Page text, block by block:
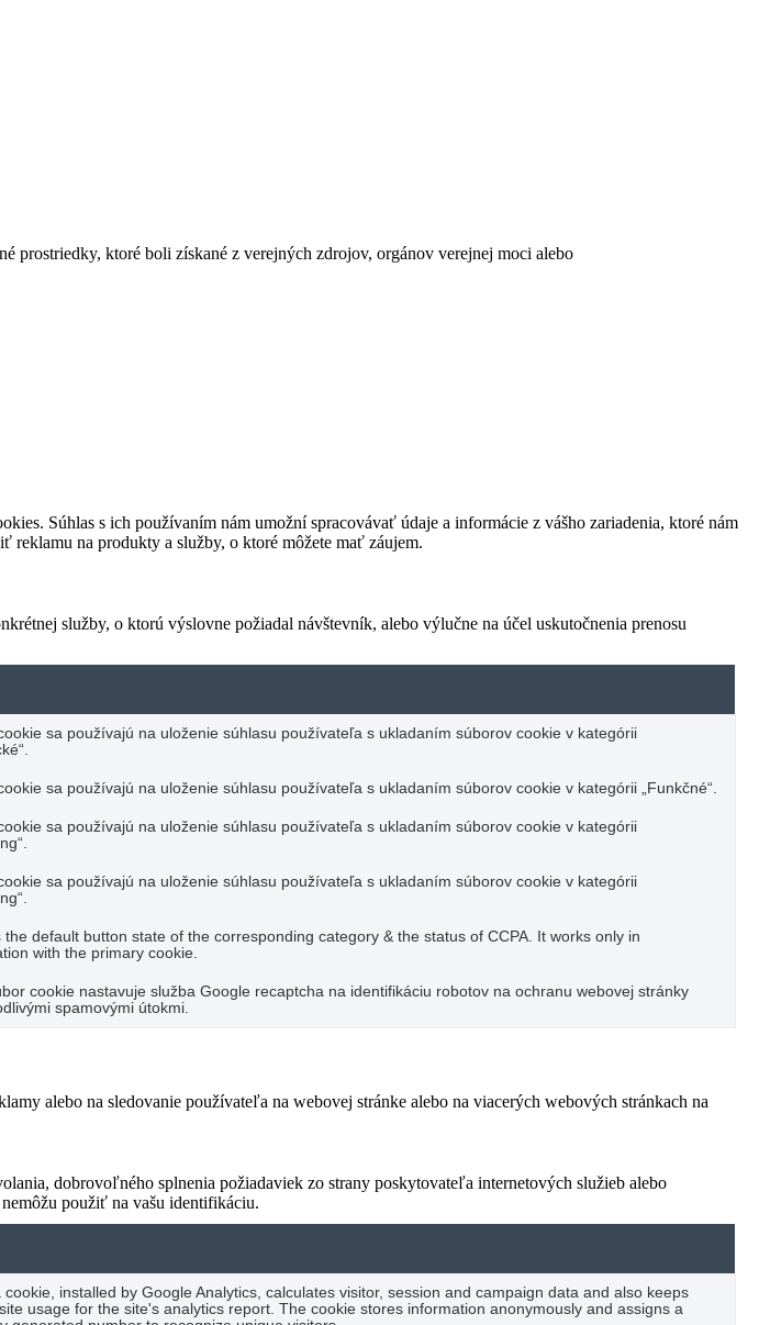
prostriedky, ktoré boli získané z verejných zdrojov, orgánov verejnej moci alebo
Súhlas s ich používaním nám umožní spracovávať údaje a informácie z vášho zariadenia, ktoré nám
na produkty a služby, o ktoré môžete mať záujem.
služby, o ktorú výslovne požiadal návštevník, alebo výlučne na účel uskutočnenia prenosu
sa používajú na uloženie súhlasu používateľa s ukladaním súborov cookie v kategórii
sa používajú na uloženie súhlasu používateľa s ukladaním súborov cookie v kategórii „Funkčné“.
sa používajú na uloženie súhlasu používateľa s ukladaním súborov cookie v kategórii
sa používajú na uloženie súhlasu používateľa s ukladaním súborov cookie v kategórii
the default button state of the corresponding category & the status of CCPA. It works only in
with the primary cookie.
cookie nastavuje služba Google recaptcha na identifikáciu robotov na ochranu webovej stránky
spamovými útokmi.
alebo na sledovanie používateľa na webovej stránke alebo na viacerých webových stránkach na
dobrovoľného splnenia požiadaviek zo strany poskytovateľa internetových služieb alebo
použiť na vašu identifikáciu.
cookie, installed by Google Analytics, calculates visitor, session and campaign data and also keeps
usage for the site's analytics report. The cookie stores information anonymously and assigns a